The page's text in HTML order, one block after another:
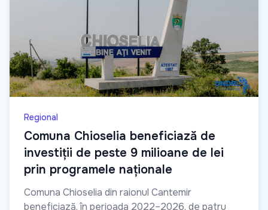
Regional
Comuna Chioselia beneficiază de
investiții de peste 9 milioane de lei
prin programele naționale
Comuna Chioselia din raionul Cantemir
beneficiază, în perioada 2022–2026, de patru